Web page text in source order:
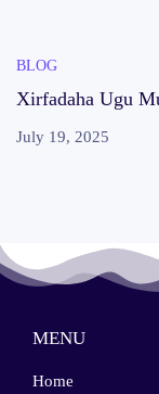
BLOG
Xirfadaha Ugu
July 19, 2025
MENU
Home